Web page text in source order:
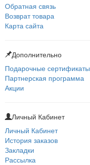
Обратная связь
Возврат товара
Карта сайта
Дополнительно
Подарочные сертификаты
Партнерская программа
Акции
Личный Кабинет
Личный Кабинет
История заказов
Закладки
Рассылка